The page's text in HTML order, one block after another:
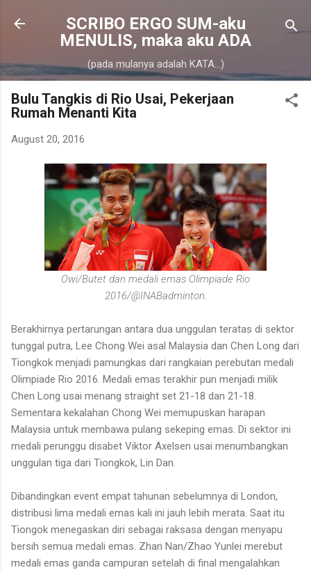
Skip to main content
SCRIBO ERGO SUM-aku
MENULIS, maka aku ADA
(pada mulanya adalah KATA...)
Bulu Tangkis di Rio Usai, Pekerjaan
Rumah Menanti Kita
August 20, 2016
Owi/Butet dan medali emas Olimpiade Rio
2016/@INABadminton.
Berakhirnya pertarungan antara dua unggulan teratas di sektor
tunggal putra, Lee Chong Wei asal Malaysia dan Chen Long dari
Tiongkok menjadi pamungkas dari rangkaian perebutan medali
Olimpiade Rio 2016. Medali emas terakhir pun menjadi milik
Chen Long usai menang straight set 21-18 dan 21-18.
Sementara kekalahan Chong Wei memupuskan harapan
Malaysia untuk membawa pulang sekeping emas. Di sektor ini
medali perunggu disabet Viktor Axelsen usai menumbangkan
unggulan tiga dari Tiongkok, Lin Dan.
Dibandingkan event empat tahunan sebelumnya di London,
distribusi lima medali emas kali ini jauh lebih merata. Saat itu
Tiongok menegaskan diri sebagai raksasa dengan menyapu
bersih semua medali emas. Zhan Nan/Zhao Yunlei merebut
medali emas ganda campuran setelah di final mengalahkan